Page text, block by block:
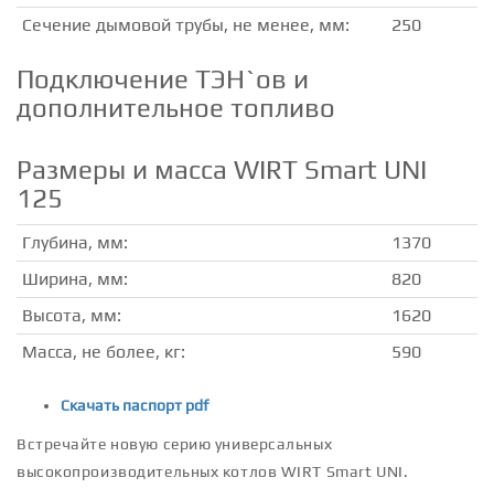
Сечение дымовой трубы, не менее, мм: 250
Подключение ТЭН`ов и
дополнительное топливо
Размеры и масса WIRT Smart UNI
125
Глубина, мм:
1370
Ширина, мм:
820
Высота, мм:
1620
Масса, не более, кг:
590
Скачать паспорт pdf
Встречайте новую серию универсальных
высокопроизводительных котлов WIRT Smart UNI.